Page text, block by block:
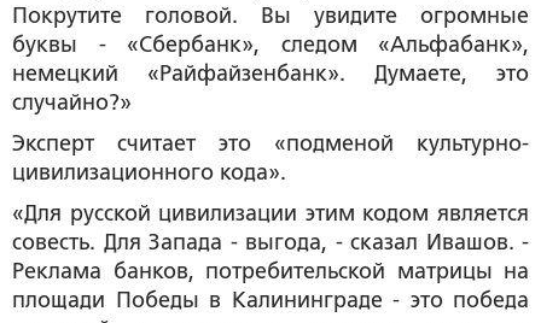
Покрутите головой. Вы увидите огромные
буквы - «Сбербанк», следом «Альфабанк»,
немецкий «Райфайзенбанк». Думаете, это
случайно?»
Эксперт считает это «подменой культурно-
цивилизационного кода».
«Для русской цивилизации этим кодом является
совесть. Для Запада - выгода, - сказал Ивашов. -
Реклама банков, потребительской матрицы на
площади Победы в Калининграде - это победа